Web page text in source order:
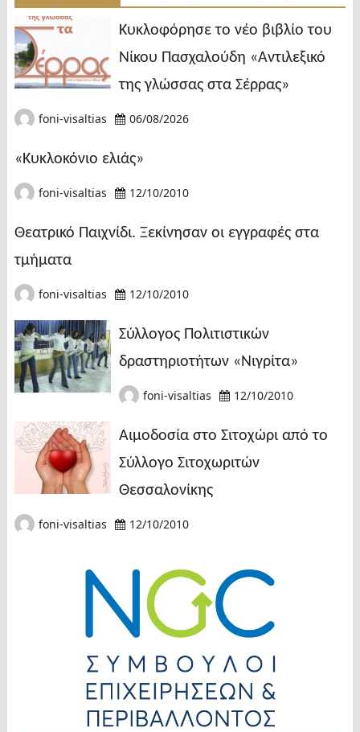
Κυκλοφόρησε το νέο βιβλίο του
Νίκου Πασχαλούδη «Αντιλεξικό
της γλώσσας στα Σέρρας»
foni-visaltias 06/08/2026
«Κυκλοκόνιο ελιάς»
foni-visaltias 12/10/2010
Θεατρικό Παιχνίδι. Ξεκίνησαν οι εγγραφές στα
τμήματα
foni-visaltias 12/10/2010
Σύλλογος Πολιτιστικών
δραστηριοτήτων «Νιγρίτα»
foni-visaltias 12/10/2010
Αιμοδοσία στο Σιτοχώρι από το
Σύλλογο Σιτοχωριτών
Θεσσαλονίκης
foni-visaltias 12/10/2010